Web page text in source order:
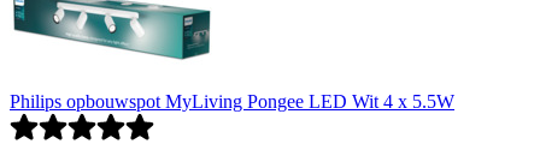
Philips opbouwspot MyLiving Pongee LED Wit 4 x 5.5W